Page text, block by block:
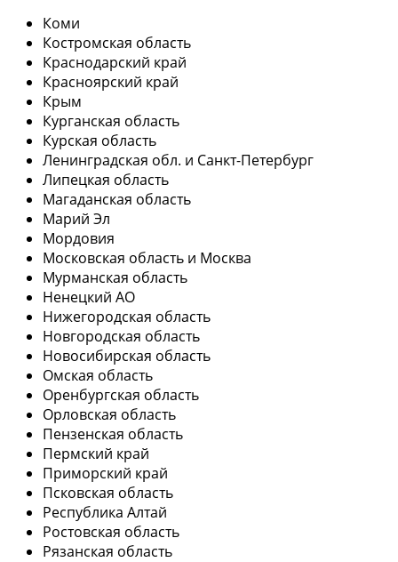
Коми
Костромская область
Краснодарский край
Красноярский край
Крым
Курганская область
Курская область
Ленинградская обл. и Санкт-Петербург
Липецкая область
Магаданская область
Марий Эл
Мордовия
Московская область и Москва
Мурманская область
Ненецкий АО
Нижегородская область
Новгородская область
Новосибирская область
Омская область
Оренбургская область
Орловская область
Пензенская область
Пермский край
Приморский край
Псковская область
Республика Алтай
Ростовская область
Рязанская область